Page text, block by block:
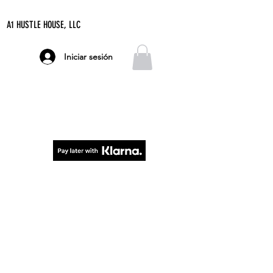
A1 HUSTLE HOUSE, LLC
Iniciar sesión